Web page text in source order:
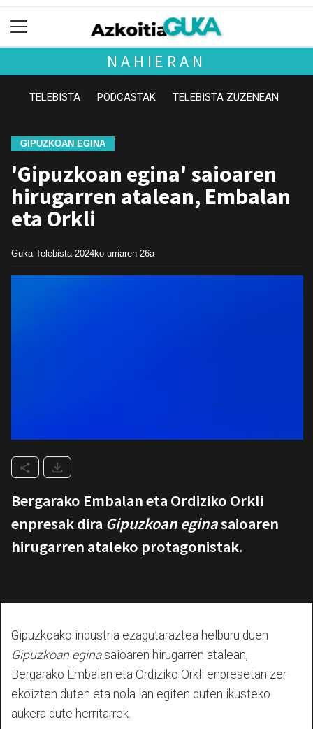
NAHIERAN
TELEBISTA PODCASTAK TELEBISTA ZUZENEAN
GIPUZKOAN EGINA
'Gipuzkoan egina' saioaren
hirugarren atalean, Embalan
eta Orkli
Guka Telebista 2024ko urriaren 26a
Bergarako Embalan eta Ordiziko Orkli
enpresak dira Gipuzkoan eginasaioaren
hirugarren ataleko protagonistak.
Gipuzkoako industria ezagutaraztea helburu duen
Gipuzkoan eginasaioaren hirugarren atalean,
Bergarako Embalan eta Ordiziko Orkli enpresetan zer
ekoizten duten eta nola lan egiten duten ikusteko
aukera dute herritarrek.